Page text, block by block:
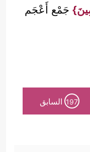
جَمْع أَعْجَم
197 السابق